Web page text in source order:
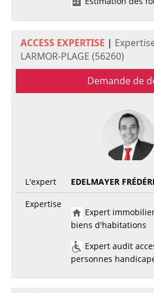
ACCESS EXPERTISE |
LARMOR-PLAGE (56260)
Demande de
L'expert
EDELMAYER
Expertise
Expert
biens d'habitations
Expert audit
personnes